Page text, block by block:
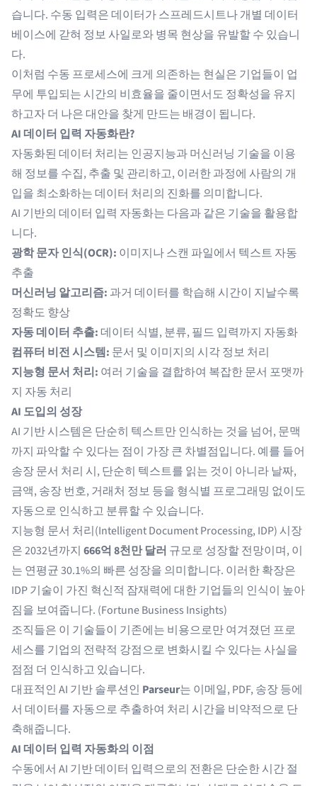
습니다. 수동 입력은 데이터가 스프레드시트나 개별 데이터
베이스에 갇혀 정보 사일로와 병목 현상을 유발할 수 있습니
다.
이처럼 수동 프로세스에 크게 의존하는 현실은 기업들이 업
무에 투입되는 시간의 비효율을 줄이면서도 정확성을 유지
하고자 더 나은 대안을 찾게 만드는 배경이 됩니다.
AI 데이터 입력 자동화란?
자동화된 데이터 처리는 인공지능과 머신러닝 기술을 이용
해 정보를 수집, 추출 및 관리하고, 이러한 과정에 사람의 개
입을 최소화하는 데이터 처리의 진화를 의미합니다.
AI 기반의 데이터 입력 자동화는 다음과 같은 기술을 활용합
니다.
광학 문자 인식(OCR): 이미지나 스캔 파일에서 텍스트 자동
추출
머신러닝 알고리즘: 과거 데이터를 학습해 시간이 지날수록
정확도 향상
자동 데이터 추출:데이터 식별, 분류, 필드 입력까지 자동화
컴퓨터 비전 시스템: 문서 및 이미지의 시각 정보 처리
지능형 문서 처리: 여러 기술을 결합하여 복잡한 문서 포맷까
지 자동 처리
AI 도입의 성장
AI 기반 시스템은 단순히 텍스트만 인식하는 것을 넘어, 문맥
까지 파악할 수 있다는 점이 가장 큰 차별점입니다. 예를 들어
송장 문서 처리 시, 단순히 텍스트를 읽는 것이 아니라 날짜,
금액, 송장 번호, 거래처 정보 등을 형식별 프로그래밍 없이도
자동으로 인식하고 분류할 수 있습니다.
지능형 문서 처리(Intelligent Document Processing, IDP) 시장
은 2032년까지 666억 8천만 달러 규모로 성장할 전망이며, 이
는 연평균 30.1%의 빠른 성장을 의미합니다. 이러한 확장은
IDP 기술이 가진 혁신적 잠재력에 대한 기업들의 인식이 높아
짐을 보여줍니다. (Fortune Business Insights)
조직들은 이 기술들이 기존에는 비용으로만 여겨졌던 프로
세스를 기업의 전략적 강점으로 변화시킬 수 있다는 사실을
점점 더 인식하고 있습니다.
대표적인 AI 기반 솔루션인 Parseur는 이메일, PDF, 송장 등에
서 데이터를 자동으로 추출하여 처리 시간을 비약적으로 단
축해줍니다.
AI 데이터 입력 자동화의 이점
수동에서 AI 기반 데이터 입력으로의 전환은 단순한 시간 절